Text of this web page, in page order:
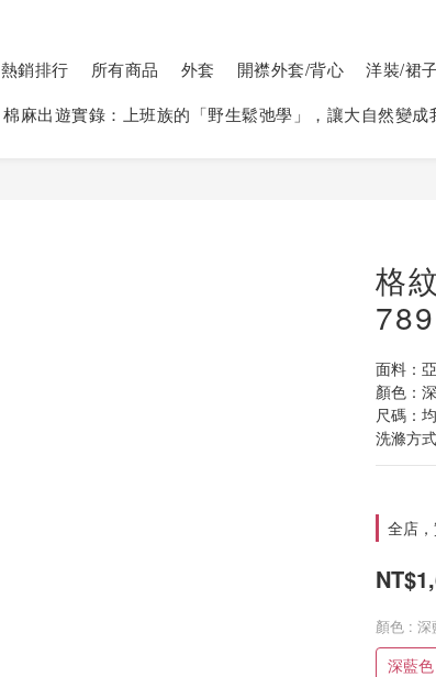
熱銷排行 所有商品 外套 開襟外套/背心 洋裝/裙
棉麻出遊實錄：上班族的「野生鬆弛學」，讓大自然變成
格
面料：
顏色：
尺碼：
洗滌方
全店
顏色 : 深
深藍色